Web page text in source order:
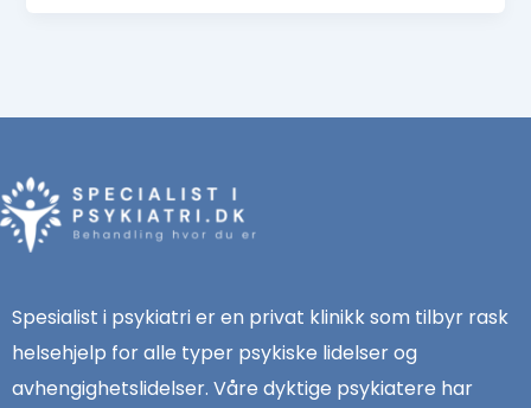
Spesialist i psykiatri er en privat klinikk som tilbyr rask
helsehjelp for alle typer psykiske lidelser og
avhengighetslidelser. Våre dyktige psykiatere har